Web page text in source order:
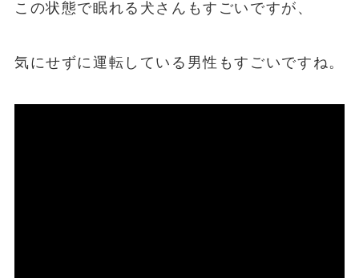
この状態で眠れる犬さんもすごいですが、
気にせずに運転している男性もすごいですね。